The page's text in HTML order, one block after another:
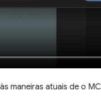
maneiras atuais de o